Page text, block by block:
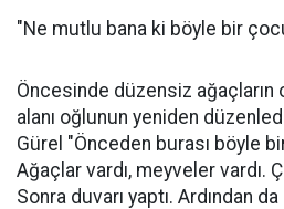
"Ne mutlu bana ki böyle bir
Öncesinde düzensiz ağaçların
alanı oğlunun yeniden
Gürel "Önceden burası böyle
Ağaçlar vardı, meyveler vardı.
Sonra duvarı yaptı. Ardından da